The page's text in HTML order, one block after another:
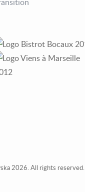
2026. All rights reserved.